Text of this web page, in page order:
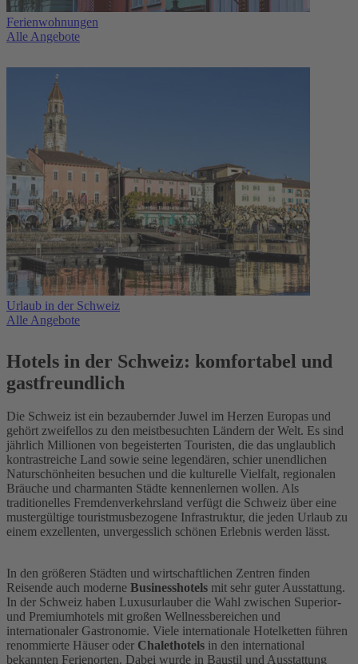
Ferienwohnungen
Alle Angebote
Urlaub in der Schweiz
Alle Angebote
Hotels in der Schweiz: komfortabel und
gastfreundlich
Die Schweiz ist ein bezaubernder Juwel im Herzen Europas und
gehört zweifellos zu den meistbesuchten Ländern der Welt. Es sind
jährlich Millionen von begeisterten Touristen, die das unglaublich
kontrastreiche Land sowie seine legendären, schier unendlichen
Naturschönheiten besuchen und die kulturelle Vielfalt, regionalen
Bräuche und charmanten Städte kennenlernen wollen. Als
traditionelles Fremdenverkehrsland verfügt die Schweiz über eine
mustergültige touristmusbezogene Infrastruktur, die jeden Urlaub zu
einem exzellenten, unvergesslich schönen Erlebnis werden lässt.
In den größeren Städten und wirtschaftlichen Zentren finden
Reisende auch moderne Businesshotels mit sehr guter Ausstattung.
In der Schweiz haben Luxusurlauber die Wahl zwischen Superior-
und Premiumhotels mit großen Wellnessbereichen und
internationaler Gastronomie. Viele internationale Hotelketten führen
renommierte Häuser oder Chalethotels in den international
bekannten Ferienorten. Dabei wurde in Baustil und Ausstattung